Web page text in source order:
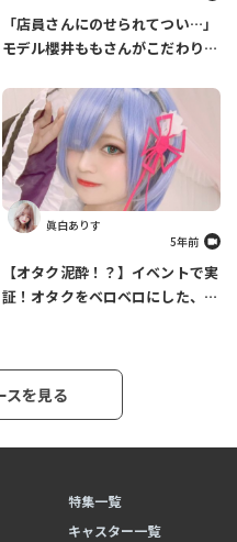
「店員さんにのせられてつい…」
モデル櫻井ももさんがこだわりの
眞白ありす
5年前
【オタク泥酔！？】イベントで実
証！オタクをベロベロにした、あ
スを見る
特集一覧
キャスター一覧